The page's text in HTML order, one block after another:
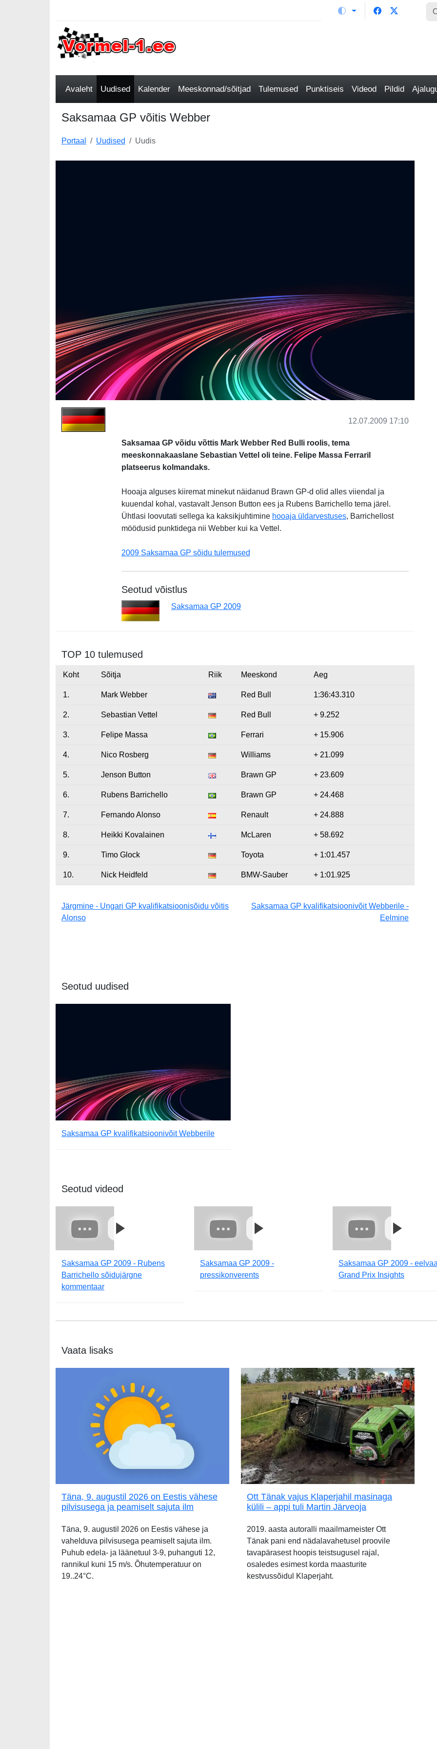
Avaleht Uudised Kalender Meeskonnad/sõitjad Tulemused Punktiseis Videod Pildid
Saksamaa GP võitis Webber
Portaal Uudised Uudis
12.07.2009 17:10
Saksamaa GP võidu võttis Mark Webber Red Bulli roolis, tema
meeskonnakaaslane Sebastian Vettel oli teine. Felipe Massa Ferraril
platseerus kolmandaks.
Hooaja alguses kiiremat minekut näidanud Brawn GP-d olid alles viiendal ja
kuuendal kohal, vastavalt Jenson Button ees ja Rubens Barrichello tema järel.
Ühtlasi loovutati sellega ka kaksikjuhtimine hooaja üldarvestuses, Barrichellost
möödusid punktidega nii Webber kui ka Vettel.
2009 Saksamaa GP sõidu tulemused
Seotud võistlus
Saksamaa GP 2009
TOP 10 tulemused
Koht Sõitja Riik Meeskond Aeg
1. Mark Webber Red Bull 1:36:43.310
2. Sebastian Vettel Red Bull + 9.252
3. Felipe Massa Ferrari + 15.906
4. Nico Rosberg Williams + 21.099
5. Jenson Button Brawn GP + 23.609
6. Rubens Barrichello Brawn GP + 24.468
7. Fernando Alonso Renault + 24.888
8. Heikki Kovalainen McLaren + 58.692
9. Timo Glock Toyota + 1:01.457
10. Nick Heidfeld BMW-Sauber + 1:01.925
Järgmine - Ungari GP kvalifikatsioonisõidu võitis
Alonso
Saksamaa GP kvalifikatsioonivõit Webberile -
Eelmine
Seotud uudised
Saksamaa GP kvalifikatsioonivõit Webberile
Seotud videod
Saksamaa GP 2009 - Rubens
Barrichello sõidujärgne
kommentaar
Saksamaa GP 2009 -
pressikonverents
Saksamaa GP 2009 -
Grand Prix Insights
Vaata lisaks
Täna, 9. augustil 2026 on Eestis vähese
pilvisusega ja peamiselt sajuta ilm
Täna, 9. augustil 2026 on Eestis vähese ja
vahelduva pilvisusega peamiselt sajuta ilm.
Puhub edela- ja läänetuul 3-9, puhanguti 12,
rannikul kuni 15 m/s. Õhutemperatuur on
19..24°C.
Ott Tänak vajus Klaperjahil masinaga
külili – appi tuli Martin Järveoja
2019. aasta autoralli maailmameister Ott
Tänak pani end nädalavahetusel proovile
tavapärasest hoopis teistsugusel rajal,
osaledes esimest korda maasturite
kestvussõidul Klaperjaht.